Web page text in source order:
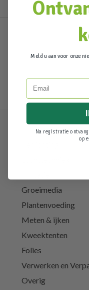
Groeimedia
Plantenvoeding
Meten & ijken
Kweektenten
Folies
Verwerken en
Overig
Meld u aan voor onze
Email
Na registratie
op